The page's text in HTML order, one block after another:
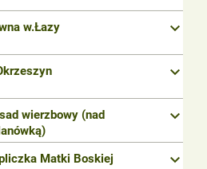
w.Łazy keyboard_arrow_down
keyboard_arrow_down
wierzbowy (nad
keyboard_arrow_down
Matki Boskiej
keyboard_arrow_down